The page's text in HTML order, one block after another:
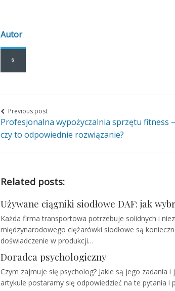
Autor
Nawigacja
wpisu
Previous post
Profesjonalna wypożyczalnia sprzętu fitness –
czy to odpowiednie rozwiązanie?
Related posts:
Używane ciągniki siodłowe DAF: jak
Każda firma transportowa potrzebuje solidnych i
międzynarodowego ciężarówki siodłowe są
doświadczenie w produkcji…
Doradca psychologiczny
Czym zajmuje się psycholog? Jakie są jego zadania
artykule postaramy się odpowiedzieć na te pytania i